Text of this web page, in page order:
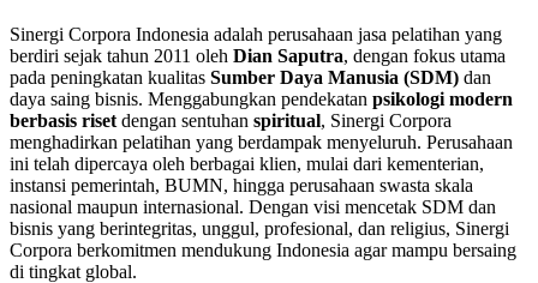
Sinergi Corpora Indonesia adalah perusahaan jasa pelatihan yang
berdiri sejak tahun 2011 oleh Dian Saputra, dengan fokus utama
pada peningkatan kualitas Sumber Daya Manusia (SDM) dan
daya saing bisnis. Menggabungkan pendekatan psikologi modern
berbasis riset dengan sentuhan spiritual, Sinergi Corpora
menghadirkan pelatihan yang berdampak menyeluruh. Perusahaan
ini telah dipercaya oleh berbagai klien, mulai dari kementerian,
instansi pemerintah, BUMN, hingga perusahaan swasta skala
nasional maupun internasional. Dengan visi mencetak SDM dan
bisnis yang berintegritas, unggul, profesional, dan religius, Sinergi
Corpora berkomitmen mendukung Indonesia agar mampu bersaing
di tingkat global.